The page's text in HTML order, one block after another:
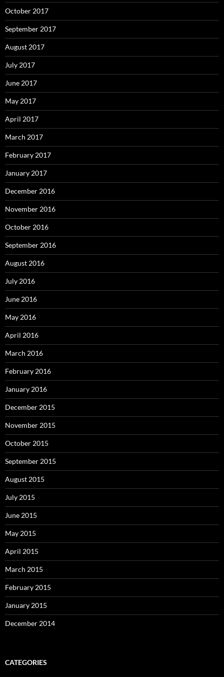
October 2017
September 2017
August 2017
July 2017
June 2017
May 2017
April 2017
March 2017
February 2017
January 2017
December 2016
November 2016
October 2016
September 2016
August 2016
July 2016
June 2016
May 2016
April 2016
March 2016
February 2016
January 2016
December 2015
November 2015
October 2015
September 2015
August 2015
July 2015
June 2015
May 2015
April 2015
March 2015
February 2015
January 2015
December 2014
CATEGORIES